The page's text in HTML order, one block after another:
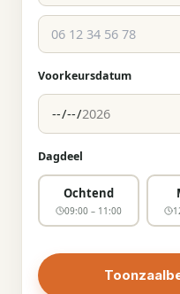
Voorkeursdatum
Dagdeel
Ochtend
09:00 – 11:00